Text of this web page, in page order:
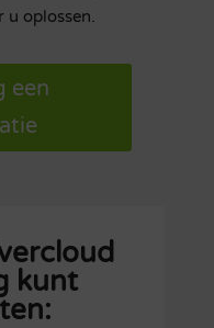
u oplossen.
een
kunt